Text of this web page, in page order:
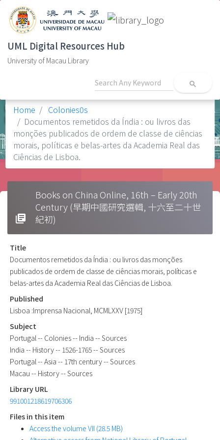
UML Digital Resources Hub
University of Macau Library
search
Home
Colonies0s
Documentos remetidos da Índia : ou livros das
monções publicados de ordem de classe de ciências
morais, políticas e belas-artes da Academia Real das
Ciências de Lisboa.
library_books
Books on China Online, 16th – Early 20th
Century (早期中國研究選輯, 十六至二十世
紀初)
Title
Documentos remetidos da Índia : ou livros das monções
publicados de ordem de classe de ciências morais, políticas e
belas-artes da Academia Real das Ciências de Lisboa.
Published
Lisboa :Imprensa Nacional, MCMLXXV [1975]
Subject
Portugal -- Colonies -- India -- Sources
India -- History -- 1526-1765 -- Sources
Portugal -- Asia -- 17th century -- Sources
Macau -- History -- Sources
Library URL
991001218619706306
Files in this item
Access the volume VII (28.5 MB)